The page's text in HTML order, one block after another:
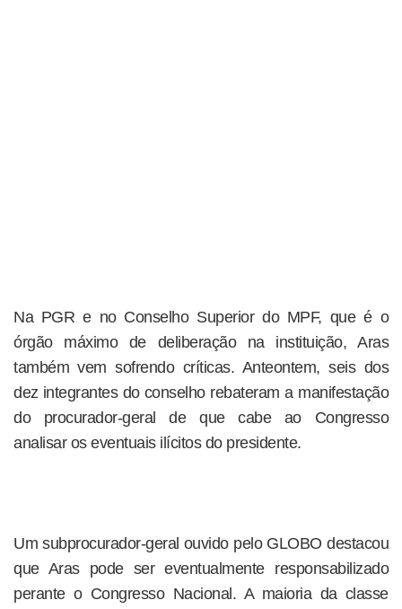
Na PGR e no Conselho Superior do MPF, que é o
órgão máximo de deliberação na instituição, Aras
também vem sofrendo críticas. Anteontem, seis dos
dez integrantes do conselho rebateram a manifestação
do procurador-geral de que cabe ao Congresso
analisar os eventuais ilícitos do presidente.
Um subprocurador-geral ouvido pelo GLOBO destacou
que Aras pode ser eventualmente responsabilizado
perante o Congresso Nacional. A maioria da classe